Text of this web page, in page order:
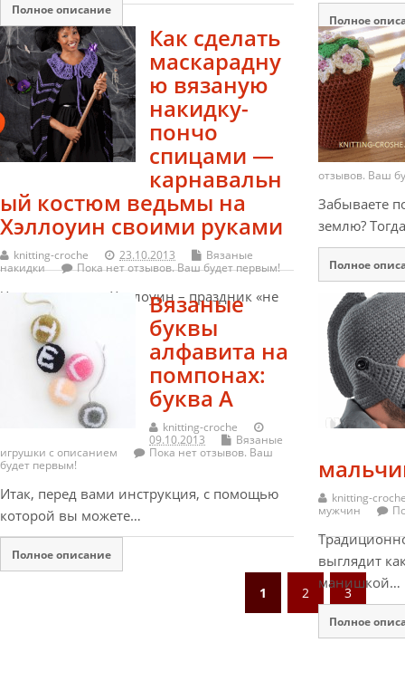
Полное описание
Полное
Как сделать
маскарадну
ю вязаную
накидку-
пончо
спицами —
карнавальн
ый костюм ведьмы на
Хэллоуин своими руками
knitting-croche 23.10.2013
Вязаные
накидки
Пока нет отзывов. Ваш будет первым!
Что греха таить, Хэллоуин – праздник «не
наш». Но…
Полное описание
отзывов. Ваш
Забываете
землю?
Полное
Вязаные
буквы
алфавита на
помпонах:
буква А
knitting-croche
09.10.2013
Вязаные
игрушки с описанием
Пока нет отзывов. Ваш
будет первым!
Итак, перед вами инструкция, с помощью
которой вы можете…
Полное описание
knitting-
мужчин
выглядит
манишкой…
Полное
1 2 3